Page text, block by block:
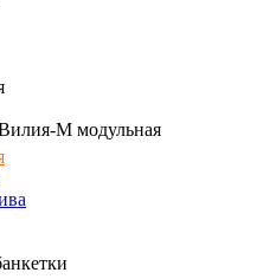
М модульная